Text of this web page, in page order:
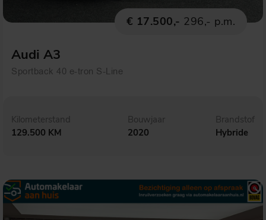
€ 17.500,- 296,- p.m.
Audi A3
Sportback 40 e-tron S-Line
Kilometerstand
129.500 KM
Bouwjaar
2020
Brandstof
Hybride